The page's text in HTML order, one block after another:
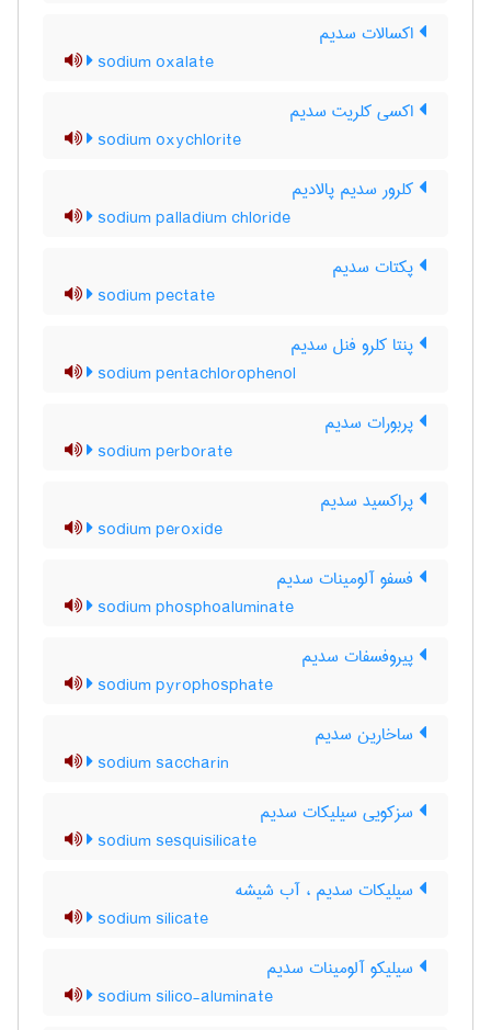
اکسالات سدیم
sodium oxalate
اکسی کلریت سدیم
sodium oxychlorite
کلرور سدیم پالادیم
sodium palladium chloride
پکتات سدیم
sodium pectate
پنتا کلرو فنل سدیم
sodium pentachlorophenol
پربورات سدیم
sodium perborate
پراکسید سدیم
sodium peroxide
فسفو آلومینات سدیم
sodium phosphoaluminate
پیروفسفات سدیم
sodium pyrophosphate
ساخارین سدیم
sodium saccharin
سزکویی سیلیکات سدیم
sodium sesquisilicate
سیلیکات سدیم ، آب شیشه
sodium silicate
سیلیکو آلومینات سدیم
sodium silico-aluminate